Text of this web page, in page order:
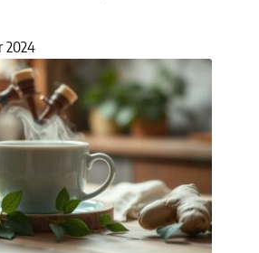
2024